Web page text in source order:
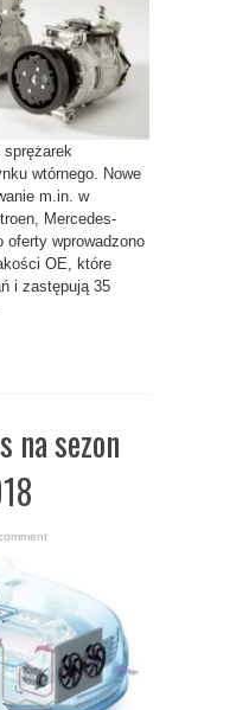
sprężarek
wtórnego. Nowe
m.in. w
Mercedes-
oferty wprowadzono
OE, które
i zastępują 35
na sezon